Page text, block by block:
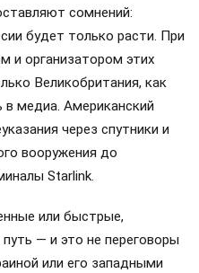
сомнений:
будет только расти. При
и организатором этих
Великобритания, как
медиа. Американский
через спутники и
вооружения до
Starlink.
или быстрые,
— и это не переговоры
или его западными